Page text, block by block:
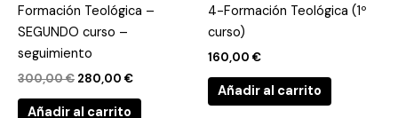
Formación Teológica –
SEGUNDO curso –
seguimiento
300,00€ 280,00 €
Añadir al carrito
4-Formación Teológica (1º
curso)
160,00 €
Añadir al carrito